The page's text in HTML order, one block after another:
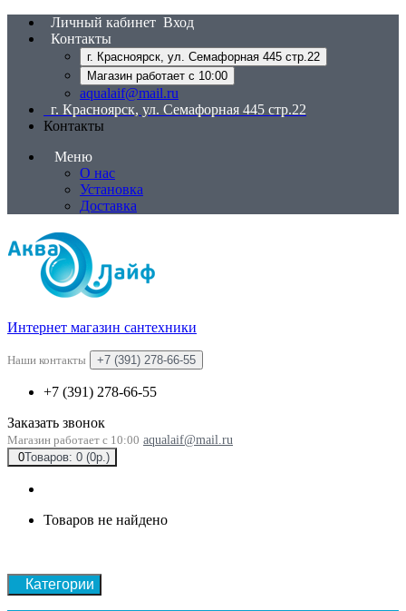
Личный кабинет Вход
Контакты
г. Красноярск, ул. Семафорная 445 стр.22
Магазин работает с 10:00
aqualaif@mail.ru
г. Красноярск, ул. Семафорная 445 стр.22
Контакты
Меню
О нас
Установка
Доставка
Интернет магазин сантехники
Наши контакты +7 (391) 278-66-55
+7 (391) 278-66-55
Заказать звонок
Магазин работает с 10:00 aqualaif@mail.ru
0Товаров: 0 (0р.)
Товаров не найдено
Категории